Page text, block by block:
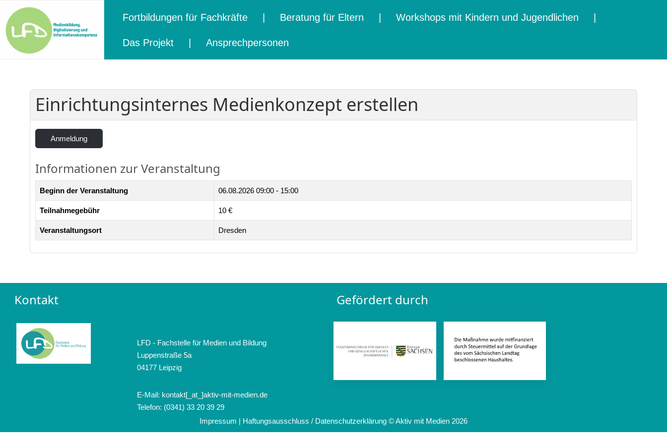
Fortbildungen für Fachkräfte | Beratung für Eltern | Workshops mit Kindern und Jugendlichen |
Das Projekt | Ansprechpersonen
Einrichtungsinternes Medienkonzept erstellen
Anmeldung
Informationen zur Veranstaltung
Beginn der Veranstaltung 06.08.2026 09:00 - 15:00
Teilnahmegebühr 10 €
Veranstaltungsort Dresden
Kontakt
LFD - Fachstelle für Medien und Bildung
Luppenstraße 5a
04177 Leipzig
E-Mail: kontakt[_at_]aktiv-mit-medien.de
Telefon: (0341) 33 20 39 29
Gefördert durch
Impressum | Haftungsausschluss / Datenschutzerklärung © Aktiv mit Medien 2026